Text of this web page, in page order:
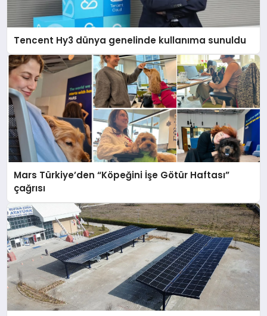
Tencent Hy3 dünya genelinde kullanıma sunuldu
Mars Türkiye’den “Köpeğini İşe Götür Haftası”
çağrısı